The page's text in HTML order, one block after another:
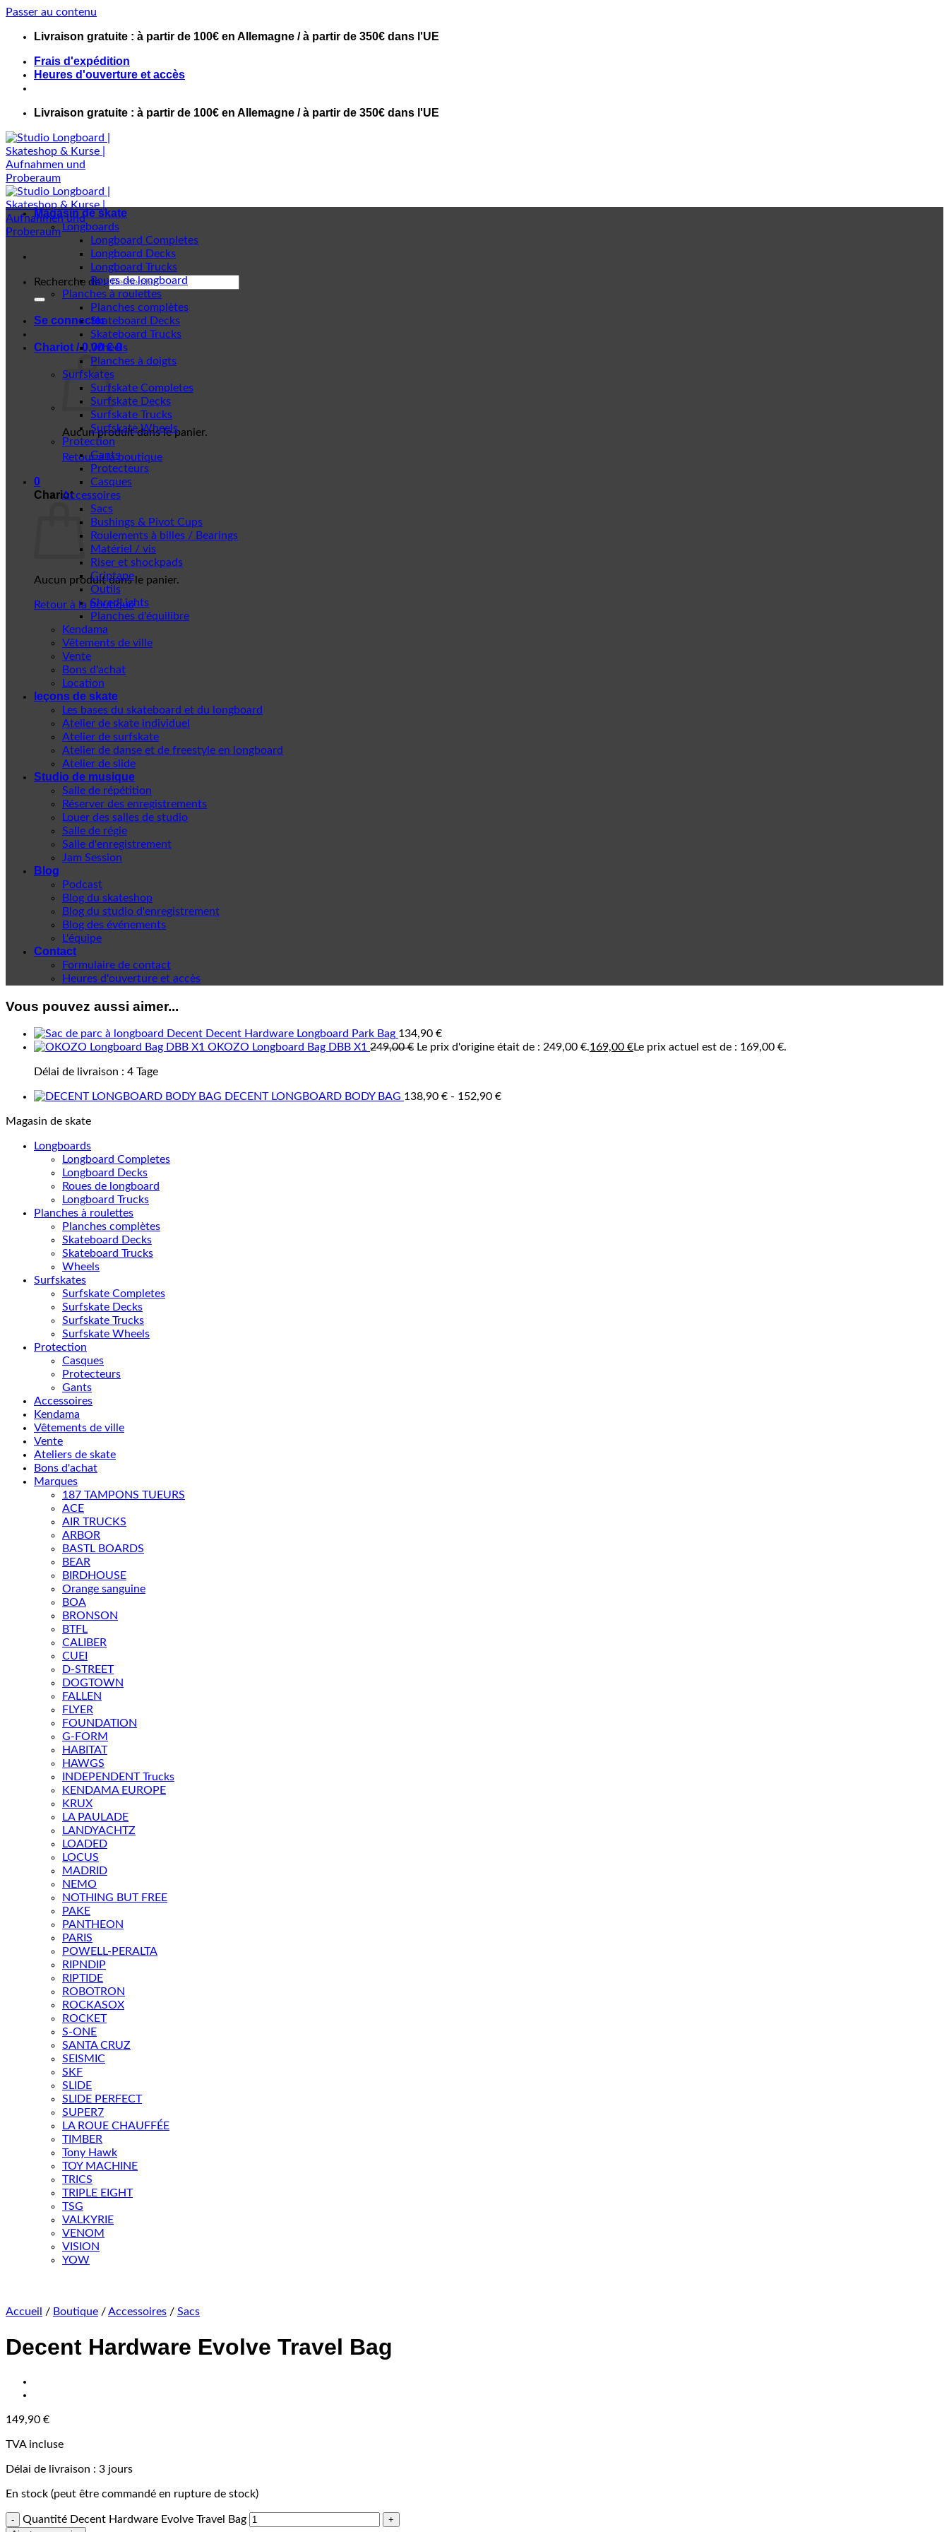
Passer au contenu
Livraison gratuite : à partir de 100€ en Allemagne / à partir de 350€ dans l'UE
Frais d'expédition
Heures d'ouverture et accès
Livraison gratuite : à partir de 100€ en Allemagne / à partir de 350€ dans l'UE
Recherche de :
Se connecter
Chariot /0,00€ 0
Aucun produit dans le panier.
Retour à la boutique
0
Chariot
Aucun produit dans le panier.
Retour à la boutique
Magasin de skate
Longboards
Longboard Completes
Longboard Decks
Longboard Trucks
Roues de longboard
Planches à roulettes
Planches complètes
Skateboard Decks
Skateboard Trucks
Wheels
Planches à doigts
Surfskates
Surfskate Completes
Surfskate Decks
Surfskate Trucks
Surfskate Wheels
Protection
Gants
Protecteurs
Casques
Accessoires
Sacs
Bushings & Pivot Cups
Roulements à billes / Bearings
Matériel / vis
Riser et shockpads
Griptape
Outils
ShredLights
Planches d'équilibre
Kendama
Vêtements de ville
Vente
Bons d'achat
Location
leçons de skate
Les bases du skateboard et du longboard
Atelier de skate individuel
Atelier de surfskate
Atelier de danse et de freestyle en longboard
Atelier de slide
Studio de musique
Salle de répétition
Réserver des enregistrements
Louer des salles de studio
Salle de régie
Salle d'enregistrement
Jam Session
Blog
Podcast
Blog du skateshop
Blog du studio d'enregistrement
Blog des événements
L'équipe
Contact
Formulaire de contact
Heures d'ouverture et accès
Vous pouvez aussi aimer...
Decent Hardware Longboard Park Bag 134,90 €
OKOZO Longboard Bag DBB X1 249,00€ Le prix d'origine était de : 249,00 €.169,00 €Le prix actuel est de : 169,00 €.
Délai de livraison : 4 Tage
DECENT LONGBOARD BODY BAG 138,90 € - 152,90 €
Magasin de skate
Longboards
Longboard Completes
Longboard Decks
Roues de longboard
Longboard Trucks
Planches à roulettes
Planches complètes
Skateboard Decks
Skateboard Trucks
Wheels
Surfskates
Surfskate Completes
Surfskate Decks
Surfskate Trucks
Surfskate Wheels
Protection
Casques
Protecteurs
Gants
Accessoires
Kendama
Vêtements de ville
Vente
Ateliers de skate
Bons d'achat
Marques
187 TAMPONS TUEURS
ACE
AIR TRUCKS
ARBOR
BASTL BOARDS
BEAR
BIRDHOUSE
Orange sanguine
BOA
BRONSON
BTFL
CALIBER
CUEI
D-STREET
DOGTOWN
FALLEN
FLYER
FOUNDATION
G-FORM
HABITAT
HAWGS
INDEPENDENT Trucks
KENDAMA EUROPE
KRUX
LA PAULADE
LANDYACHTZ
LOADED
LOCUS
MADRID
NEMO
NOTHING BUT FREE
PAKE
PANTHEON
PARIS
POWELL-PERALTA
RIPNDIP
RIPTIDE
ROBOTRON
ROCKASOX
ROCKET
S-ONE
SANTA CRUZ
SEISMIC
SKF
SLIDE
SLIDE PERFECT
SUPER7
LA ROUE CHAUFFÉE
TIMBER
Tony Hawk
TOY MACHINE
TRICS
TRIPLE EIGHT
TSG
VALKYRIE
VENOM
VISION
YOW
Accueil / Boutique /Accessoires / Sacs
Decent Hardware Evolve Travel Bag
149,90 €
TVA incluse
Délai de livraison : 3 jours
En stock (peut être commandé en rupture de stock)
Quantité Decent Hardware Evolve Travel Bag